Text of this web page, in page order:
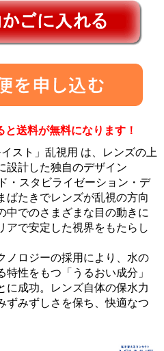
送料が無料になります！
スト」乱視用 は、レンズの上
設計した独自のデザイン
・スタビライゼーション・デ
ばたきでレンズが乱視の方向
中でのさまざまな目の動きに
アで安定した視界をもたらし
ノロジーの採用により、水の
性をもつ「うるおい成分」
に成功。レンズ自体の保水力
ずみずしさを保ち、快適なつ